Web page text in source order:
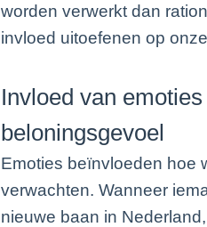
worden verwerkt dan
invloed uitoefenen op
Invloed van
beloningsgevoel
Emoties beïnvloeden hoe
verwachten. Wanneer
nieuwe baan in